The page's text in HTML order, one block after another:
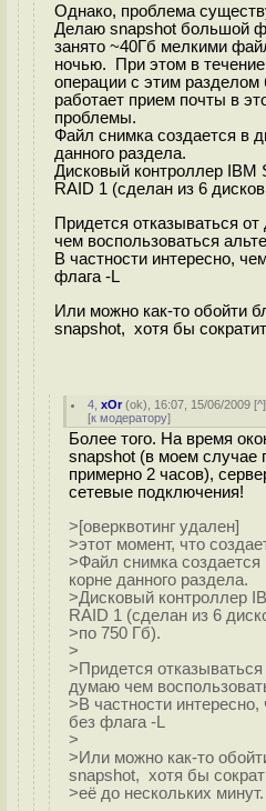
Однако, проблема
Делаю snapshot большой
занято ~40Гб мелкими
ночью. При этом в
операции с этим разделом
работает прием почты в
проблемы.
Файл снимка создается в
данного раздела.
Дисковый контроллер
RAID 1 (сделан из 6
Придется отказываться
чем воспользоваться
В частности интересно,
флага -L
Или можно как-то обойти
snapshot, хотя бы
4 ,xOr(ok), 16:07, 15/06/2009 [^
[к модератору]
Более того. На время
snapshot (в моем случае
примерно 2 часов),
сетевые подключения!
>[оверквотинг удален]
>этот момент, что
>Файл снимка создается
корне данного раздела.
>Дисковый контроллер
RAID 1 (сделан из 6
>по 750 Гб).
>
>Придется отказываться
думаю чем
>В частности
без флага -L
>
>Или можно как-то
snapshot, хотя бы
>её до нескольких минут.